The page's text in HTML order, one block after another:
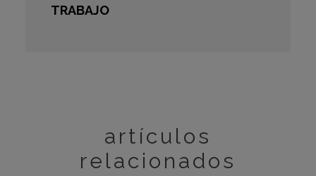
TRABAJO
artículos
relacionados